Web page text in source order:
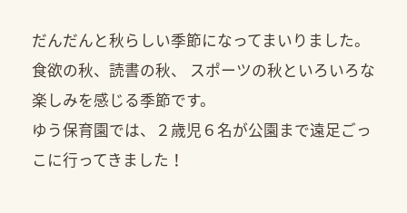
だんだんと秋らしい季節になってまいりました。
食欲の秋、読書の秋、 スポーツの秋といろいろな
楽しみを感じる季節です。
ゆう保育園では、２歳児６名が公園まで遠足ごっ
こに行ってきました！